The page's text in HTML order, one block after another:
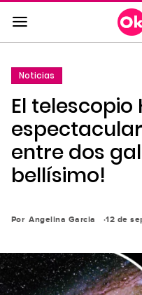
Saltar
al
contenido
a
la
navegación
principal
Noticias
El
entre dos
bellísimo!
Por Angelina Garcia 12 de